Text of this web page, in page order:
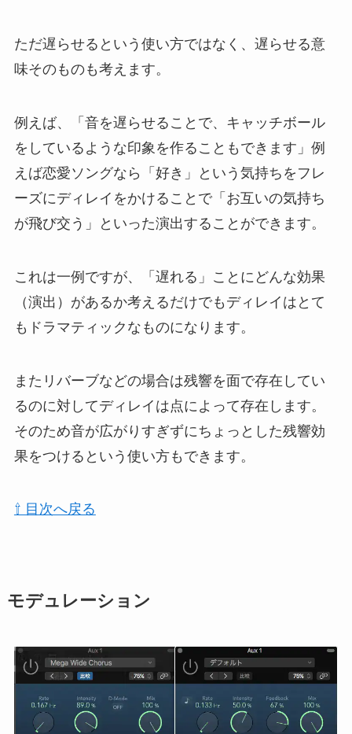
ただ遅らせるという使い方ではなく、遅らせる意
味そのものも考えます。
例えば、「音を遅らせることで、キャッチボール
をしているような印象を作ることもできます」例
えば恋愛ソングなら「好き」という気持ちをフレ
ーズにディレイをかけることで「お互いの気持ち
が飛び交う」といった演出することができます。
これは一例ですが、「遅れる」ことにどんな効果
（演出）があるか考えるだけでもディレイはとて
もドラマティックなものになります。
またリバーブなどの場合は残響を面で存在してい
るのに対してディレイは点によって存在します。
そのため音が広がりすぎずにちょっとした残響効
果をつけるという使い方もできます。
⇧ 目次へ戻る
モデュレーション